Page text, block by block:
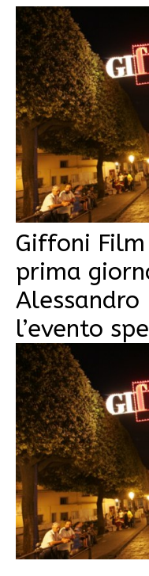
Giffoni
prima
Alessandro
l’evento